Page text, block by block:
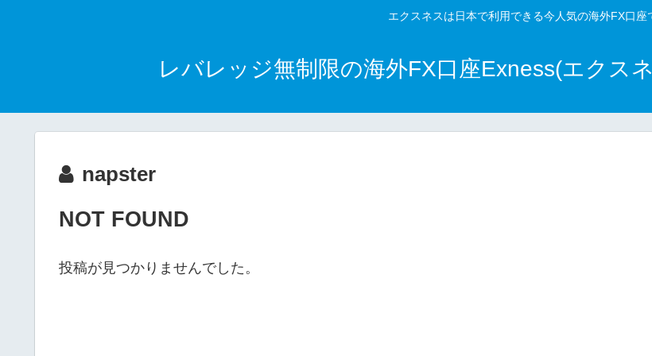
エクスネスは日本で利用できる今人気の海外FX口座
レバレッジ無制限の海外FX口座Exness(エクス
napster
NOT FOUND
投稿が見つかりませんでした。